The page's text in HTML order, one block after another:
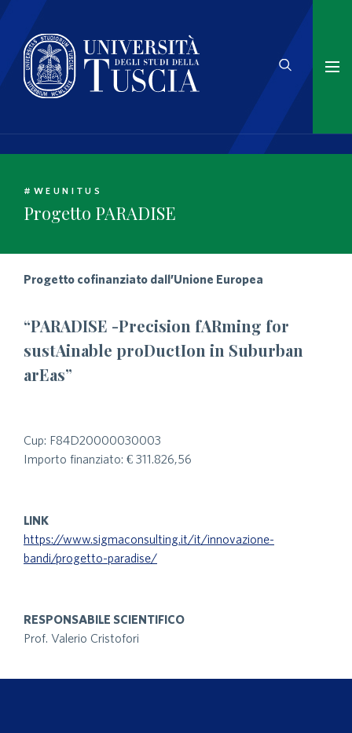
#WEUNITUS
Progetto PARADISE
Progetto cofinanziato dall’Unione Europea
“PARADISE -Precision fARming for
sustAinable proDuctIon in Suburban
arEas”
Cup: F84D20000030003
Importo finanziato: € 311.826,56
LINK
https://www.sigmaconsulting.it/it/innovazione-
bandi/progetto-paradise/
RESPONSABILE SCIENTIFICO
Prof. Valerio Cristofori